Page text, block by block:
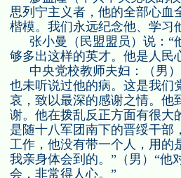
思列宁主义者，他的全部心血
楷模。我们永远纪念他、学习
张小曼（ 民盟盟员 ）说：“
够多出这样的英才。他是人民
中央党校教师夫妇：（ 男
也未听说过他的病。这是我们
哀，致以最深的感谢之情。他
谢。他在拨乱反正方面有很大
是随十八军团南下的晋绥干部
工作，他没有带一个人，用的
我亲身体会到的。”（ 男 ）“他
会，非常得人心。”